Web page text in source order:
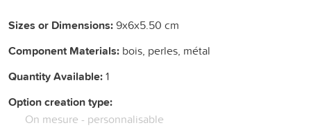
Sizes or Dimensions:9x6x5.50 cm
Component Materials: bois, perles, métal
Quantity Available:1
Option creation type:
On mesure - personnalisable